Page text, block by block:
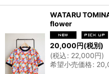
WATARU
flower
20,000円(税別)
(税込: 22,000円)
希望小売価格: